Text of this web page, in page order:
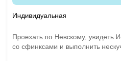
Индивидуальная
Проехать по Невскому, увидеть
со сфинксами и выполнить